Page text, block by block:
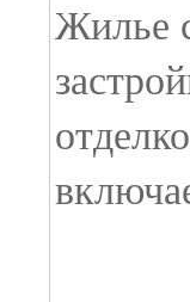
Жилье